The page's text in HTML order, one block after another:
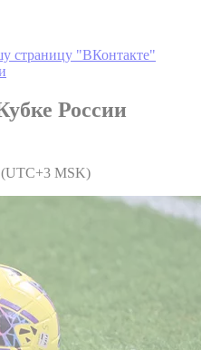
страницу "ВКонтакте"
России
(UTC+3 MSK)